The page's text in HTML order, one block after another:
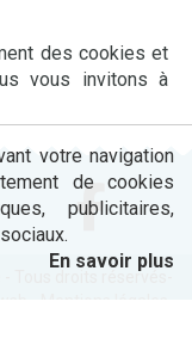
votre navigation
de cookies
publicitaires,
En savoir plus
des cookies et
vous invitons à
Tous droits réservés-